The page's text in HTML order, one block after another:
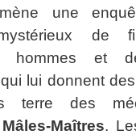
une
de
hommes et
lui donnent
terre des
Mâles-Maîtres.